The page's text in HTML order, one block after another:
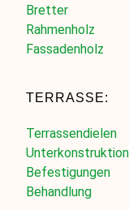
Bretter
Rahmenholz
Fassadenholz
TERRASSE:
Terrassendielen
Unterkonstruktion
Befestigungen
Behandlung